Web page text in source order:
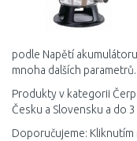
podle Napětí
mnoha dalších parametrů.
Produkty v kategorii
Česku a Slovensku a do
Doporučujeme: